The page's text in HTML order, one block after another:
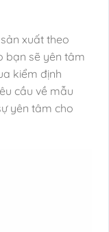
xuất theo
bạn sẽ yên tâm
kiểm định
cầu về mẫu
yên tâm cho